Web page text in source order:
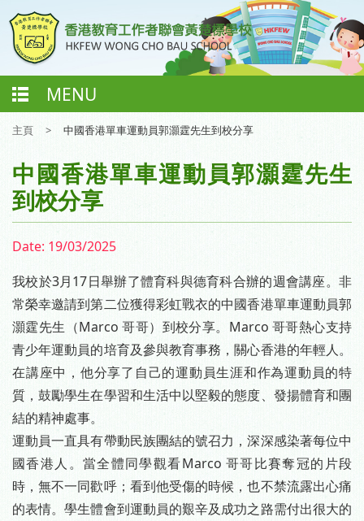
MENU
主頁 > 中國香港單車運動員郭灝霆先生到校分享
中國香港單車運動員郭灝霆先生
到校分享
Date: 19/03/2025
我校於3月17日舉辦了體育科與德育科合辦的週會講座。非
常榮幸邀請到第二位獲得彩虹戰衣的中國香港單車運動員郭
灝霆先生（Marco 哥哥）到校分享。Marco 哥哥熱心支持
青少年運動員的培育及參與教育事務，關心香港的年輕人。
在講座中，他分享了自己的運動員生涯和作為運動員的特
質，鼓勵學生在學習和生活中以堅毅的態度、發揚體育和團
結的精神處事。
運動員一直具有帶動民族團結的號召力，深深感染著每位中
國香港人。當全體同學觀看Marco 哥哥比賽奪冠的片段
時，無不一同歡呼；看到他受傷的時候，也不禁流露出心痛
的表情。學生體會到運動員的艱辛及成功之路需付出很大的